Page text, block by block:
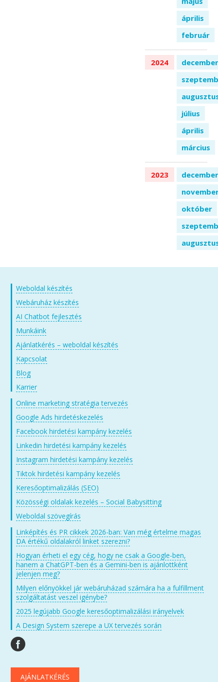
április
február
2024
december
július
április
március
2023
december
október
Weboldal készítés
Webáruház készítés
AI Chatbot fejlesztés
Munkáink
Ajánlatkérés – weboldal készítés
Kapcsolat
Blog
Karrier
Online marketing stratégia tervezés
Google Ads hirdetéskezelés
Facebook hirdetési kampány kezelés
Linkedin hirdetési kampány kezelés
Instagram hirdetési kampány kezelés
Tiktok hirdetési kampány kezelés
Keresőoptimalizálás (SEO)
Közösségi oldalak kezelés – Social Babysitting
Weboldal szövegírás
Linképítés és PR cikkek 2026-ban: Van még értelme magas
DA értékű oldalakról linket szerezni?
Hogyan érheti el egy cég, hogy ne csak a Google-ben,
hanem a ChatGPT-ben és a Gemini-ben is ajánlottként
jelenjen meg?
Milyen előnyökkel jár webáruházad számára ha a fulfillment
szolgáltatást veszel igénybe?
2025 legújabb Google keresőoptimalizálási irányelvek
A Design System szerepe a UX tervezés során
AJÁNLATKÉRÉS